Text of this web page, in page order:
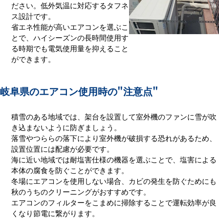
ださい。低外気温に対応するタフネ
ス設計です。
省エネ性能が高いエアコンを選ぶこ
とで、ハイシーズンの長時間使用す
る時期でも電気使用量を抑えること
ができます。
岐阜県のエアコン使用時の"注意点"
積雪のある地域では、架台を設置して室外機のファンに雪が吹
き込まないように防ぎましょう。
落雪やつららの落下により室外機が破損する恐れがあるため、
設置位置には配慮が必要です。
海に近い地域では耐塩害仕様の機器を選ぶことで、塩害による
本体の腐食を防ぐことができます。
冬場にエアコンを使用しない場合、カビの発生を防ぐためにも
秋のうちのクリーニングがおすすめです。
エアコンのフィルターをこまめに掃除することで運転効率が良
くなり節電に繋がります。